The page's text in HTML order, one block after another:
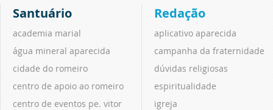
Santuário
academia marial
água mineral aparecida
cidade do romeiro
centro de apoio ao romeiro
centro de eventos pe. vitor
Redação
aplicativo aparecida
campanha da fraternidade
dúvidas religiosas
espiritualidade
igreja